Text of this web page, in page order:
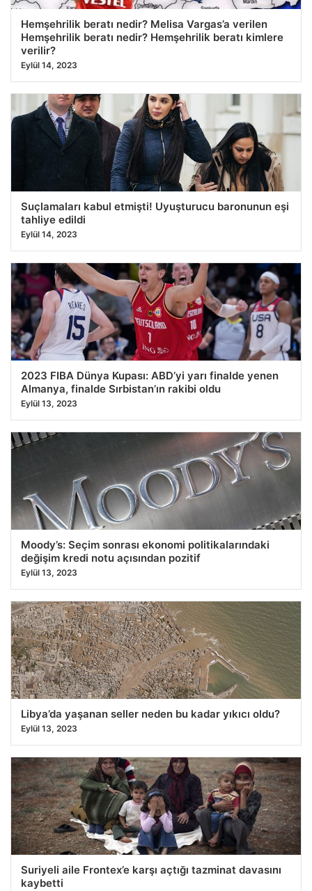
Hemşehrilik beratı nedir? Melisa Vargas’a verilen
Hemşehrilik beratı nedir? Hemşehrilik beratı kimlere
verilir?
Eylül 14, 2023
Suçlamaları kabul etmişti! Uyuşturucu baronunun eşi
tahliye edildi
Eylül 14, 2023
2023 FIBA Dünya Kupası: ABD’yi yarı finalde yenen
Almanya, finalde Sırbistan’ın rakibi oldu
Eylül 13, 2023
Moody’s: Seçim sonrası ekonomi politikalarındaki
değişim kredi notu açısından pozitif
Eylül 13, 2023
Libya’da yaşanan seller neden bu kadar yıkıcı oldu?
Eylül 13, 2023
Suriyeli aile Frontex’e karşı açtığı tazminat davasını
kaybetti